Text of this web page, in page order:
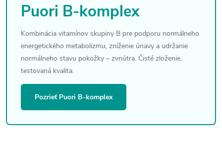
Puori B-komplex
Kombinácia vitamínov skupiny B pre podporu normálneho
energetického metabolizmu, zníženie únavy a udržanie
normálneho stavu pokožky – zvnútra. Čisté zloženie,
testovaná kvalita.
Pozrieť Puori B-komplex